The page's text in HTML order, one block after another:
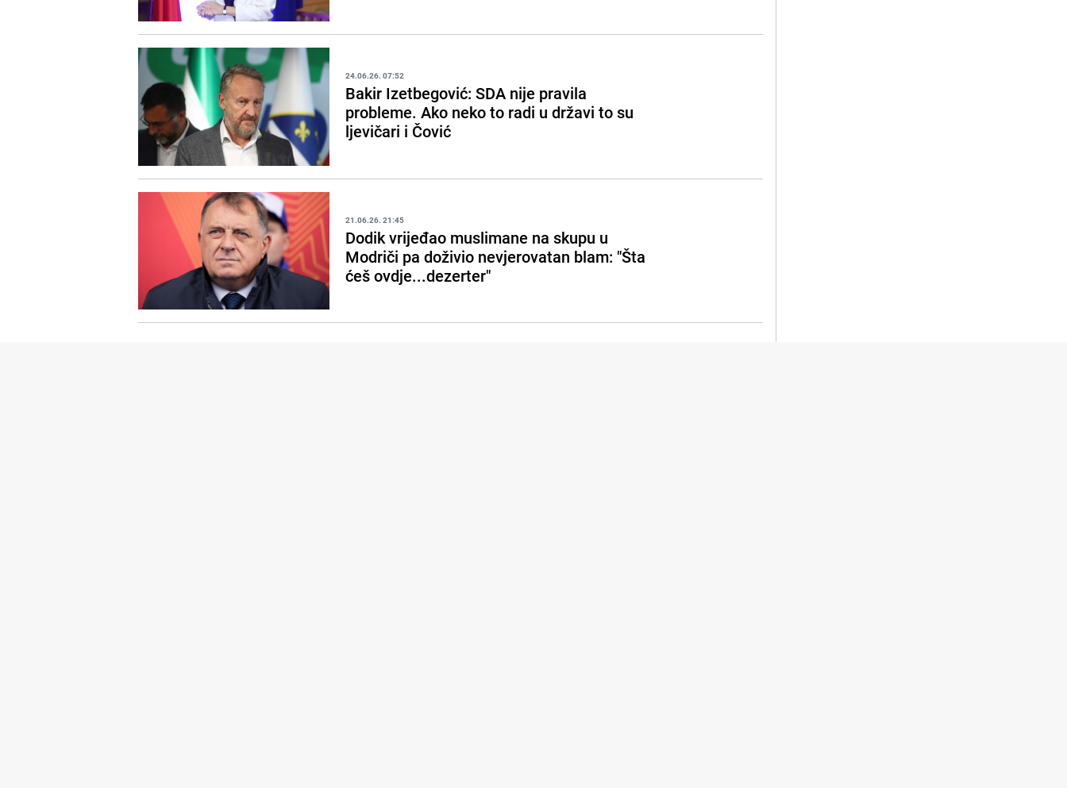
24.06.26. 07:52
Bakir Izetbegović: SDA nije pravila
probleme. Ako neko to radi u državi to su
ljevičari i Čović
21.06.26. 21:45
Dodik vrijeđao muslimane na skupu u
Modriči pa doživio nevjerovatan blam: "Šta
ćeš ovdje...dezerter"